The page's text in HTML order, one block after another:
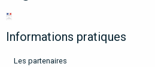
Informations pratiques
Les partenaires